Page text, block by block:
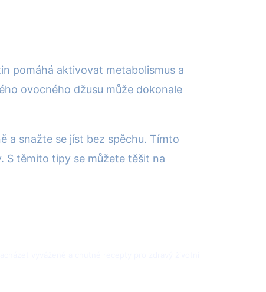
pomáhá aktivovat metabolismus a
ovocného džusu může dokonale
a snažte se jíst bez spěchu. Tímto
S těmito tipy se můžete těšit na